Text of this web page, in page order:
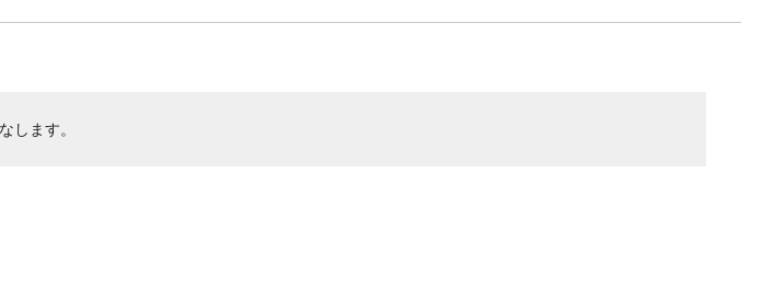
します。